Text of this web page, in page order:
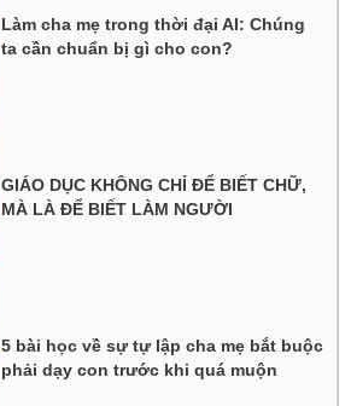
Làm cha mẹ trong thời đại AI: Chúng
ta cần chuẩn bị gì cho con?
GIÁO DỤC KHÔNG CHỈ ĐỂ BIẾT CHỮ,
MÀ LÀ ĐỂ BIẾT LÀM NGƯỜI
5 bài học về sự tự lập cha mẹ bắt buộc
phải dạy con trước khi quá muộn